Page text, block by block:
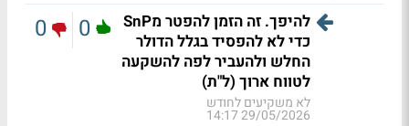
להיפך. זה הזמן להפטר מSnP
כדי לא להפסיד בגלל הדולר
החלש ולהעביר לפה להשקעה
לטווח ארוך (ל"ת)
לא משקיעים לחודש
29/05/2026 14:17
0
0